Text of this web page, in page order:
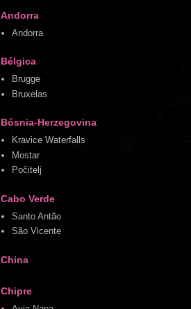
Andorra
Andorra
Bélgica
Brugge
Bruxelas
Bósnia-Herzegovina
Kravice Waterfalls
Mostar
Počitelj
Cabo Verde
Santo Antão
São Vicente
China
Chipre